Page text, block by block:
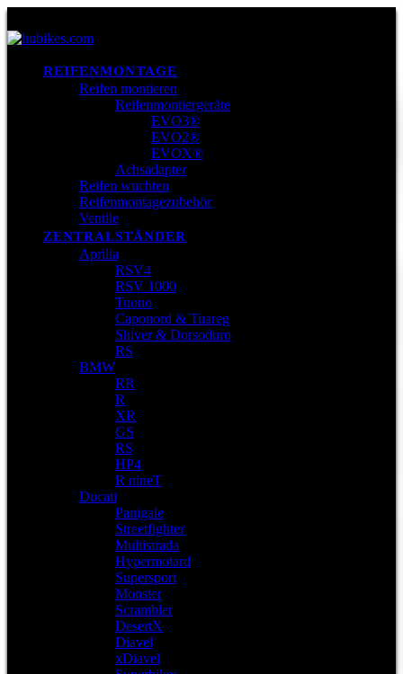
REIFENMONTAGE
Reifen montieren
Reifenmontiergeräte
EVO3®
EVO2®
EVOX®
Achsadapter
Reifen wuchten
Reifenmontagezubehör
Ventile
ZENTRALSTÄNDER
Aprilia
RSV4
RSV 1000
Tuono
Caponord & Tuareg
Shiver & Dorsoduro
RS
BMW
RR
R
XR
GS
RS
HP4
R nineT
Ducati
Panigale
Streetfighter
Multistrada
Hypermotard
Supersport
Monster
Scrambler
DesertX
Diavel
xDiavel